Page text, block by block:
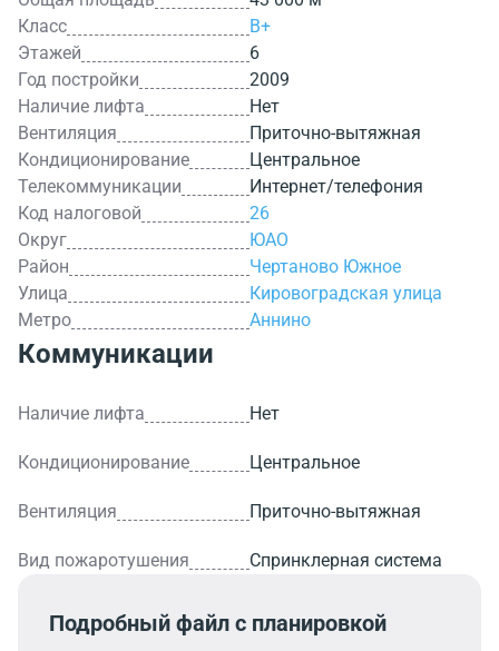
Класс
B+
Этажей
6
Год постройки
2009
Наличие лифта
Нет
Вентиляция
Приточно-вытяжная
Кондиционирование
Центральное
Телекоммуникации
Интернет/телефония
Код налоговой
26
Округ
ЮАО
Район
Чертаново Южное
Улица
Кировоградская улица
Метро
Аннино
Коммуникации
Наличие лифта Нет
Кондиционирование Центральное
Вентиляция Приточно-вытяжная
Вид пожаротушения Спринклерная система
Подробный файл с планировкой